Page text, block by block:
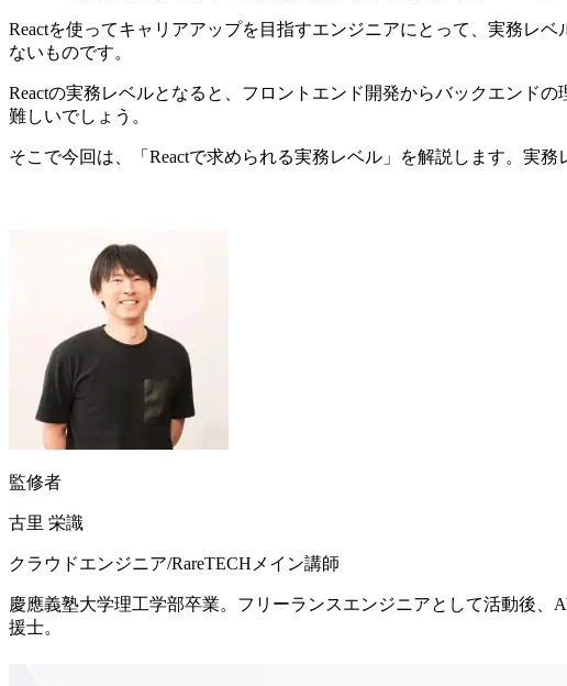
Reactを使ってキャリアアップを目指すエンジニアにとって、実務レ
ないものです。
Reactの実務レベルとなると、フロントエンド開発からバックエンド
難しいでしょう。
そこで今回は、「Reactで求められる実務レベル」を解説します。実
監修者
古里 栄識
クラウドエンジニア/RareTECHメイン講師
慶應義塾大学理工学部卒業。フリーランスエンジニアとして活動後、
援士。